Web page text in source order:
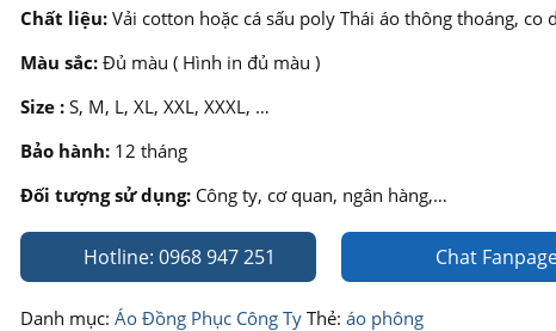
Chất liệu:Vải cotton hoặc cá sấu poly Thái áo thông thoáng, co
Màu sắc:Đủ màu ( Hình in đủ màu )
Size :S, M, L, XL, XXL, XXXL, …
Bảo hành:12 tháng
Đối tượng sử dụng:Công ty, cơ quan, ngân hàng,…
Hotline: 0968 947 251 Chat
Danh mục: Áo Đồng Phục Công Ty Thẻ: áo phông